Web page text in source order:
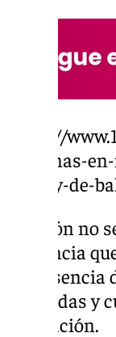
https://
personas-
del-rey-de-
El varón no
vigilancia
la
detenidas y
plantación.